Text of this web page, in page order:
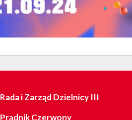
Rada i Zarząd Dzielnicy III
Prądnik Czerwony